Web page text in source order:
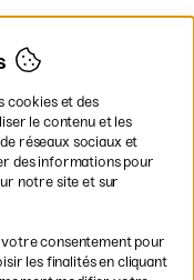
Uni
cookies et des
le contenu et les
réseaux sociaux et
des informations pour
notre site et sur
votre consentement pour
les finalités en cliquant